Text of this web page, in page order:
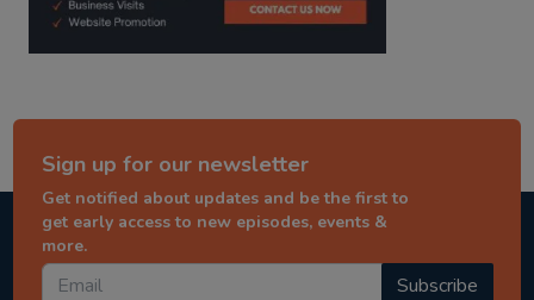
Sign up for our newsletter
Get notified about updates and be the first to
get early access to new episodes, events &
more.
Subscribe